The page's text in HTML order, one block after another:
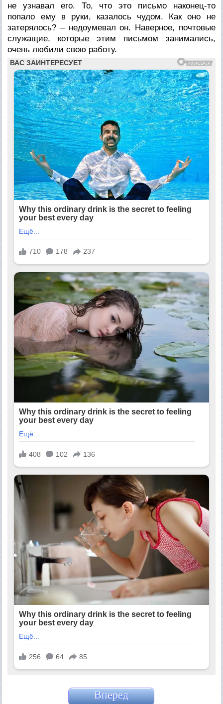
не узнавал его. То, что это письмо наконец-то
попало ему в руки, казалось чудом. Как оно не
затерялось? – недоумевал он. Наверное, почтовые
служащие, которые этим письмом занимались,
очень любили свою работу.
Вперед